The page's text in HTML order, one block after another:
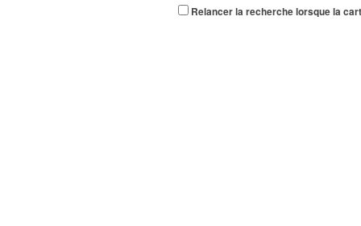
A&N EXPORTS LTD
Relancer la recherche lorsque la